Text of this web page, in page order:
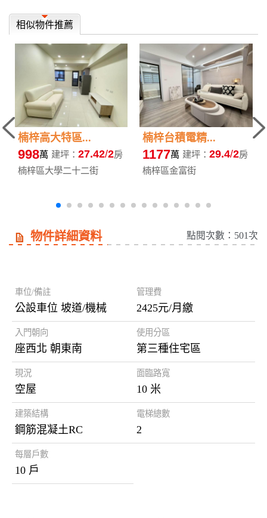
相似物件推薦
楠梓高大特區...
998萬 建坪： 27.42 2房
楠梓區大學二十二街
楠梓台積電精...
1177萬 建坪： 29.4 2房
楠梓區金富街
物件詳細資料 點閱次數：501次
車位/備註
公設車位 坡道/機械
管理費
2425元/月繳
入門朝向
座西北 朝東南
使用分區
第三種住宅區
現況
空屋
面臨路寬
10 米
建築結構
鋼筋混凝土RC
電梯總數
2
每層戶數
10 戶